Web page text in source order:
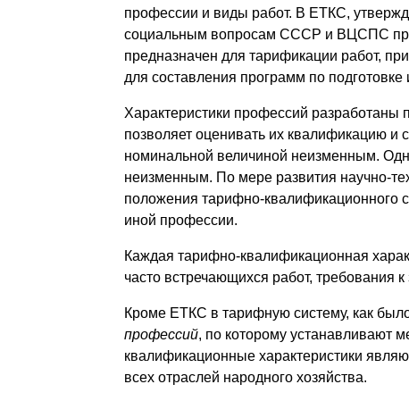
профессии и виды работ. В ЕТКС,
социальным вопросам СССР и ВЦСПС
предназначен для тарификации работ,
для составления программ по
Характеристики профессий разработаны
позволяет оценивать их квалификацию и
номинальной величиной неизменным.
неизменным. По мере развития научно-
положения тарифно-квалификационного
иной профессии.
Каждая тарифно-квалификационная
часто встречающихся работ, требования
Кроме ЕТКС в тарифную систему, как
профессий, по которому устанавливают
квалификационные характеристики
всех отраслей народного хозяйства.